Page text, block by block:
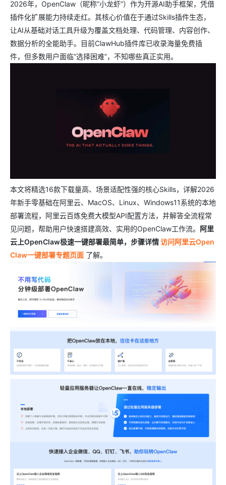
2026年，OpenClaw（昵称“小龙虾”）作为开源AI助手框架，凭借
插件化扩展能力持续走红。其核心价值在于通过Skills插件生态，
让AI从基础对话工具升级为覆盖文档处理、代码管理、内容创作、
数据分析的全能助手。目前ClawHub插件库已收录海量免费插
件，但多数用户面临“选择困难”，不知哪些真正实用。
本文将精选16款下载量高、场景适配性强的核心Skills，详解2026
年新手零基础在阿里云、MacOS、Linux、Windows11系统的本地
部署流程，阿里云百炼免费大模型API配置方法，并解答全流程常
见问题，帮助用户快速搭建高效、实用的OpenClaw工作流。
阿里
云上OpenClaw极速一键部署最简单，步骤详情访问阿里云Open
Claw一键部署专题页面 了解。